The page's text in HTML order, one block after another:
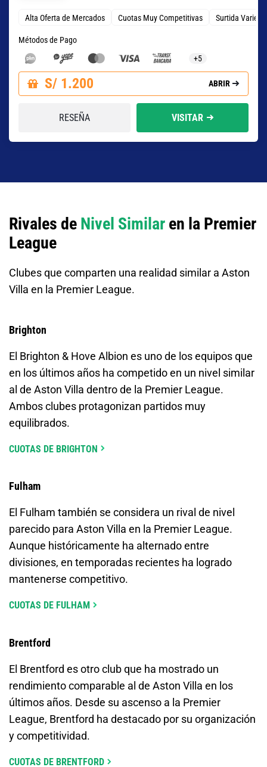
Alta Oferta de Mercados Cuotas Muy Competitivas Surtida
Métodos de Pago
+5
S/ 1.200 ABRIR
RESEÑA VISITAR
Rivales de Nivel Similar en la Premier
League
Clubes que comparten una realidad similar a Aston
Villa en la Premier League.
Brighton
El Brighton & Hove Albion es uno de los equipos que
en los últimos años ha competido en un nivel similar
al de Aston Villa dentro de la Premier League.
Ambos clubes protagonizan partidos muy
equilibrados.
CUOTAS DE BRIGHTON
Fulham
El Fulham también se considera un rival de nivel
parecido para Aston Villa en la Premier League.
Aunque históricamente ha alternado entre
divisiones, en temporadas recientes ha logrado
mantenerse competitivo.
CUOTAS DE FULHAM
Brentford
El Brentford es otro club que ha mostrado un
rendimiento comparable al de Aston Villa en los
últimos años. Desde su ascenso a la Premier
League, Brentford ha destacado por su organización
y competitividad.
CUOTAS DE BRENTFORD